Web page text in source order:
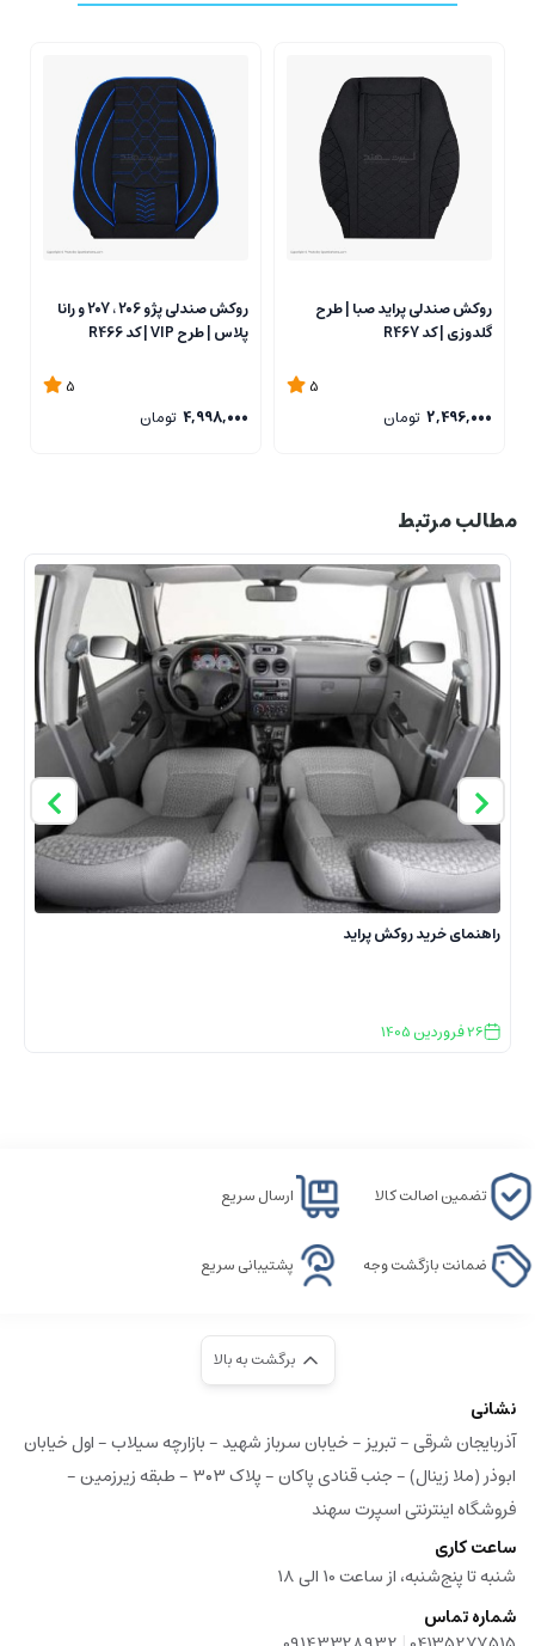
روکش صندلی پراید صبا | طرح
گلدوزی | کد R467
5
2,496,000 تومان
روکش صندلی پژو 206 ، 207 و رانا
پلاس | طرح VIP | کد R466
5
4,998,000 تومان
مطالب مرتبط
راهنمای خرید روکش پراید
26فروردین1405
تضمین اصالت کالا ارسال سریع
ضمانت بازگشت وجه پشتیبانی سریع
برگشت به بالا
نشانی
آذربایجان شرقی - تبریز - خیابان سرباز شهید - بازارچه سیلاب - اول خیابان
ابوذر (ملا زینال) - جنب قنادی پاکان - پلاک ۳۰۳ - طبقه زیرزمین -
فروشگاه اینترنتی اسپرت سهند
ساعت کاری
شنبه تا پنج‌شنبه، از ساعت 10 الی 18
شماره تماس